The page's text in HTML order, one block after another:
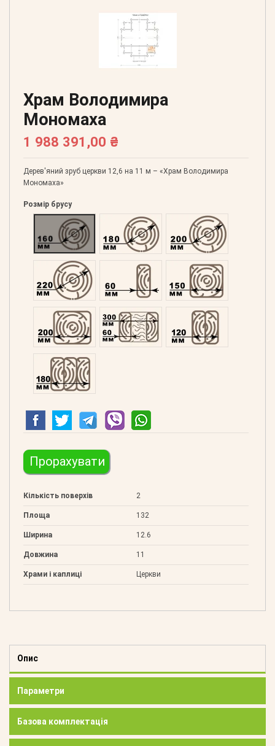
Храм Володимира
Мономаха
1 988 391,00 ₴
Дерев'яний зруб церкви 12,6 на 11 м – «Храм Володимира
Мономаха»
Розмір брусу
Оциліндрований 160Оциліндрований 180Оциліндрований 200
Оциліндрований 220Профільований 60 Профільований 150
Профільований 200Подвійний 300 Клеєний 120
Клеєний 180
Прорахувати
Кількість поверхів 2
Площа 132
Ширина 12.6
Довжина 11
Храми і каплиці Церкви
Опис
Параметри
Базова комплектація